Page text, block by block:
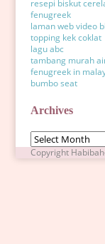
resepi biskut
fenugreek
laman web video
topping kek coklat
lagu abc
tambang murah
fenugreek in
bumbo seat
Archives
Archives
Copyright